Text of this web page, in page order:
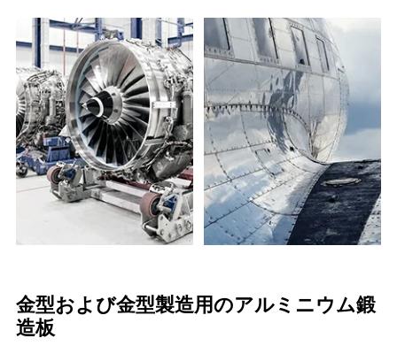
金型および金型製造用のアルミニウム鍛
造板